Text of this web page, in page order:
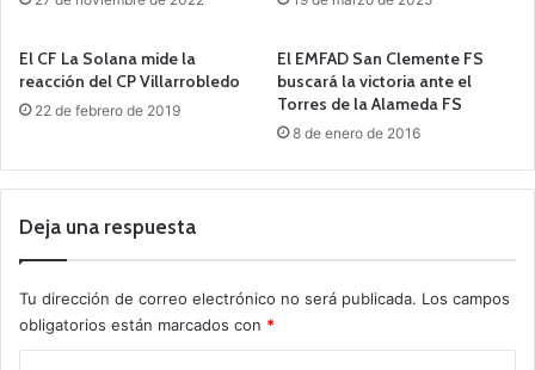
El CF La Solana mide la
reacción del CP Villarrobledo
22 de febrero de 2019
El EMFAD San Clemente FS
buscará la victoria ante el
Torres de la Alameda FS
8 de enero de 2016
Deja una respuesta
Tu dirección de correo electrónico no será publicada. Los campos
obligatorios están marcados con *